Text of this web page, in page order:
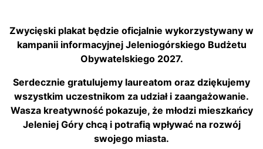
Zwycięski plakat będzie oficjalnie wykorzystywany w
kampanii informacyjnej Jeleniogórskiego Budżetu
Obywatelskiego 2027.
Serdecznie gratulujemy laureatom oraz dziękujemy
wszystkim uczestnikom za udział i zaangażowanie.
Wasza kreatywność pokazuje, że młodzi mieszkańcy
Jeleniej Góry chcą i potrafią wpływać na rozwój
swojego miasta.